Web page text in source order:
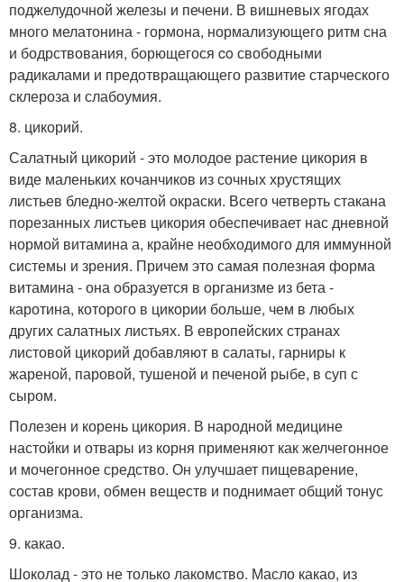
поджелудочной железы и печени. В вишневых ягодах
много мелатонина - гормона, нормализующего ритм сна
и бодрствования, борющегося co свободными
радикалами и предотвращающего развитие старческого
склероза и слабоумия.
8. цикорий.
Салатный цикорий - это молодое растение цикория в
виде маленьких кочанчиков из сочных хрустящих
листьев бледно-желтой окраски. Всего четверть стакана
порезанных листьев цикория обеспечивает нас дневной
нормой витамина а, крайне необходимого для иммунной
системы и зрения. Причем это самая полезная форма
витамина - она образуется в организме из бета -
каротина, которого в цикории больше, чем в любых
других салатных листьях. В европейских странах
листовой цикорий добавляют в салаты, гарниры к
жареной, паровой, тушеной и печеной рыбе, в суп с
сыром.
Полезен и корень цикория. В народной медицине
настойки и отвары из корня применяют как желчегонное
и мочегонное средство. Он улучшает пищеварение,
состав крови, обмен веществ и поднимает общий тонус
организма.
9. какао.
Шоколад - это не только лакомство. Масло какао, из